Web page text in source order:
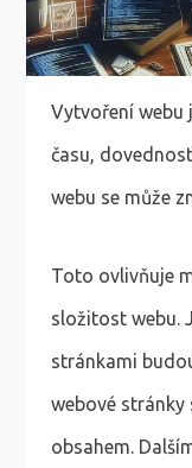
Vytvoření webu
času,
webu se může
Toto ovlivňuje
složitost webu.
stránkami
webové stránky
obsahem.